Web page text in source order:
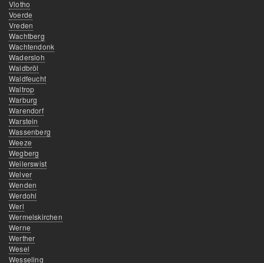
Vlotho
Voerde
Vreden
Wachtberg
Wachtendonk
Wadersloh
Waldbröl
Waldfeucht
Waltrop
Warburg
Warendorf
Warstein
Wassenberg
Weeze
Wegberg
Weilerswist
Welver
Wenden
Werdohl
Werl
Wermelskirchen
Werne
Werther
Wesel
Wesseling